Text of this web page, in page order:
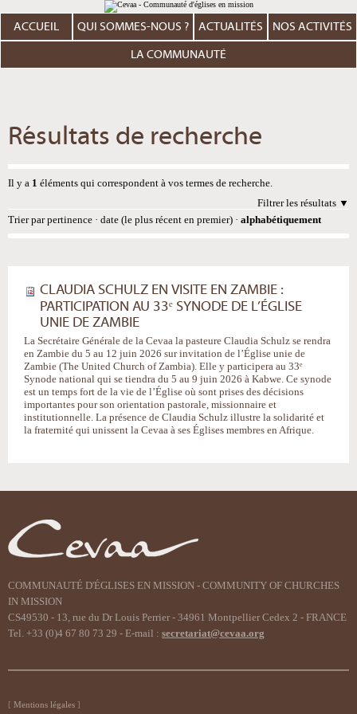
au
contenu.
Aller
personnels
ACCUEIL QUI SOMMES-NOUS ? ACTUALITÉS NOS ACTIVITÉS
LA COMMUNAUTÉ
Résultats de recherche
Il y a 1 éléments qui correspondent à vos termes de recherche.
Filtrer les résultats
Trier par pertinence · date (le plus récent en premier) · alphabétiquement
CLAUDIA SCHULZ EN VISITE EN ZAMBIE :
PARTICIPATION AU 33ᵉ SYNODE DE L’ÉGLISE
UNIE DE ZAMBIE
La Secrétaire Générale de la Cevaa la pasteure Claudia Schulz se rendra
en Zambie du 5 au 12 juin 2026 sur invitation de l’Église unie de
Zambie (The United Church of Zambia). Elle y participera au 33ᵉ
Synode national qui se tiendra du 5 au 9 juin 2026 à Kabwe. Ce synode
est un temps fort de la vie de l’Église où sont prises des décisions
importantes pour son orientation pastorale, missionnaire et
institutionnelle. La présence de Claudia Schulz illustre la solidarité et
la fraternité qui unissent la Cevaa à ses Églises membres en Afrique.
COMMUNAUTÉ D'ÉGLISES EN MISSION - COMMUNITY OF CHURCHES
IN MISSION
CS49530 - 13, rue du Dr Louis Perrier - 34961 Montpellier Cedex 2 - FRANCE
Tel. +33 (0)4 67 80 73 29 - E-mail : secretariat@cevaa.org
Mentions légales